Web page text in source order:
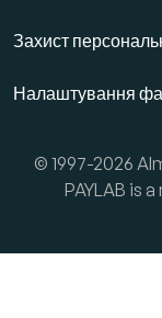
Захист
Налаштування
© 1997-2026
PAYLAB is